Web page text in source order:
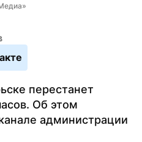
перестанет
Об этом
администрации